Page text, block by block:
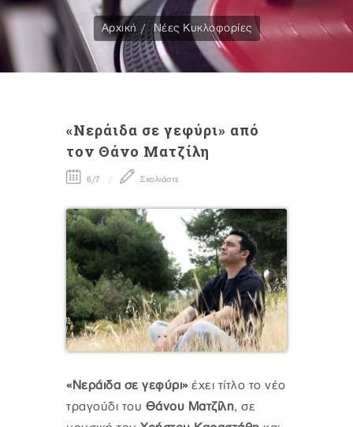
Αρχική Νέες Κυκλοφορίες
«Νεράιδα σε γεφύρι» από
τον Θάνο Ματζίλη
6/7 Σχολιάστε
«Νεράιδα σε γεφύρι» έχει τίτλο το νέο
τραγούδι του Θάνου Ματζίλη, σε